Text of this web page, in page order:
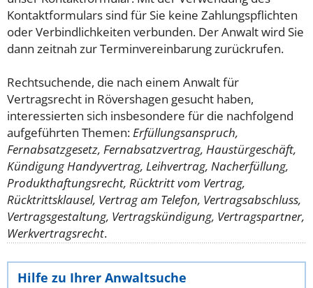
Kontaktformulars sind für Sie keine Zahlungspflichten
oder Verbindlichkeiten verbunden. Der Anwalt wird Sie
dann zeitnah zur Terminvereinbarung zurückrufen.
Rechtsuchende, die nach einem Anwalt für
Vertragsrecht in Rövershagen gesucht haben,
interessierten sich insbesondere für die nachfolgend
aufgeführten Themen:Erfüllungsanspruch,
Fernabsatzgesetz, Fernabsatzvertrag, Haustürgeschäft,
Kündigung Handyvertrag, Leihvertrag, Nacherfüllung,
Produkthaftungsrecht, Rücktritt vom Vertrag,
Rücktrittsklausel, Vertrag am Telefon, Vertragsabschluss,
Vertragsgestaltung, Vertragskündigung, Vertragspartner,
Werkvertragsrecht.
Hilfe zu Ihrer Anwaltsuche